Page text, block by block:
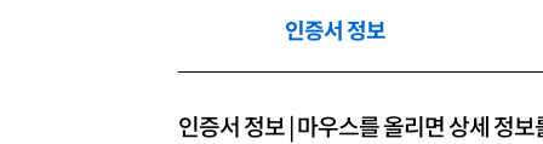
인증서 정보
인증서 정보 | 마우스를 올리면 상세 정